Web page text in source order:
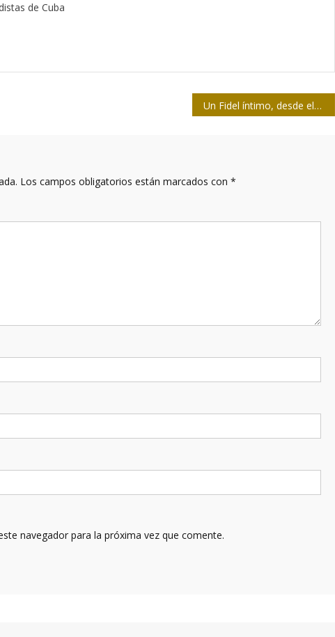
de Cuba
Un Fidel íntimo, desde el lente
Los campos obligatorios están marcados con *
navegador para la próxima vez que comente.